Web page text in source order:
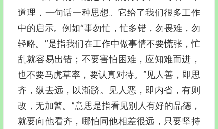
道理，一句话一种思想。它给了我们很多工作
中的启示。例如“事勿忙，忙多错，勿畏难，勿
轻略。”是指我们在工作中做事情不要慌张，忙
乱就容易出错；不要害怕困难，应知难而进，
也不要马虎草率，要认真对待。“见人善，即思
齐，纵去远，以渐跻。见人恶，即内省，有则
改，无加警。”意思是指看见别人有好的品德，
就要向他看齐，哪怕同他相差很远，只要坚持